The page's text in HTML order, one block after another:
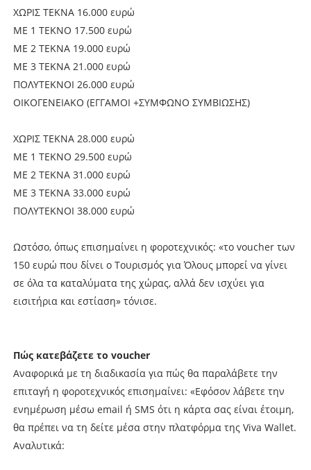
ΧΩΡΙΣ ΤΕΚΝΑ 16.000 ευρώ
ΜΕ 1 ΤΕΚΝΟ 17.500 ευρώ
ΜΕ 2 ΤΕΚΝΑ 19.000 ευρώ
ΜΕ 3 ΤΕΚΝΑ 21.000 ευρώ
ΠΟΛΥΤΕΚΝΟΙ 26.000 ευρώ
ΟΙΚΟΓΕΝΕΙΑΚΟ (ΕΓΓΑΜΟΙ +ΣΥΜΦΩΝΟ ΣΥΜΒΙΩΣΗΣ)
ΧΩΡΙΣ ΤΕΚΝΑ 28.000 ευρώ
ΜΕ 1 ΤΕΚΝΟ 29.500 ευρώ
ΜΕ 2 ΤΕΚΝΑ 31.000 ευρώ
ΜΕ 3 ΤΕΚΝΑ 33.000 ευρώ
ΠΟΛΥΤΕΚΝΟΙ 38.000 ευρώ
Ωστόσο, όπως επισημαίνει η φοροτεχνικός: «το voucher των
150 ευρώ που δίνει ο Τουρισμός για Όλους μπορεί να γίνει
σε όλα τα καταλύματα της χώρας, αλλά δεν ισχύει για
εισιτήρια και εστίαση» τόνισε.
Πώς κατεβάζετε το voucher
Αναφορικά με τη διαδικασία για πώς θα παραλάβετε την
επιταγή η φοροτεχνικός επισημαίνει: «Εφόσον λάβετε την
ενημέρωση μέσω email ή SMS ότι η κάρτα σας είναι έτοιμη,
θα πρέπει να τη δείτε μέσα στην πλατφόρμα της Viva Wallet.
Αναλυτικά: